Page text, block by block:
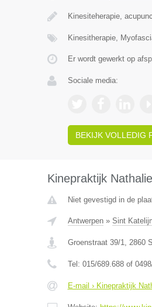
Kinesiteherapie,
Kinesitherapie,
Er wordt gewerkt op
Sociale media:
BEKIJK VOLLEDIG
Kinepraktijk
Niet gevestigd in de
Antwerpen» Sint
Groenstraat 39/1, 2860
Tel: 015/689.688 of
E-mail › Kinepraktijk